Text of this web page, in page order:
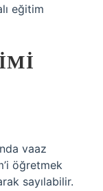
eğitim
vaaz
öğretmek
sayılabilir.